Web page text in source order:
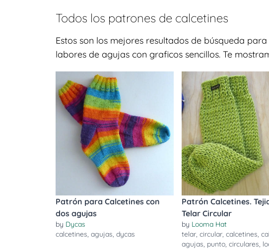
Todos los patrones de calcetines
Estos son los mejores resultados de búsqueda
labores de agujas con graficos sencillos. Te
Patrón para Calcetines con
dos agujas
by Dycas
calcetines, agujas, dycas
Patrón Calcetines.
Telar Circular
by Looma Hat
telar,circular,calcetines,
agujas, punto,circulares,